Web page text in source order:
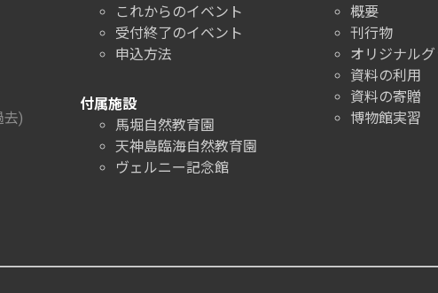
去)
これからのイベント
受付終了のイベント
申込方法
付属施設
馬堀自然教育園
天神島臨海自然教育園
ヴェルニー記念館
概要
刊行物
オリジナル
資料の利用
資料の寄贈
博物館実習